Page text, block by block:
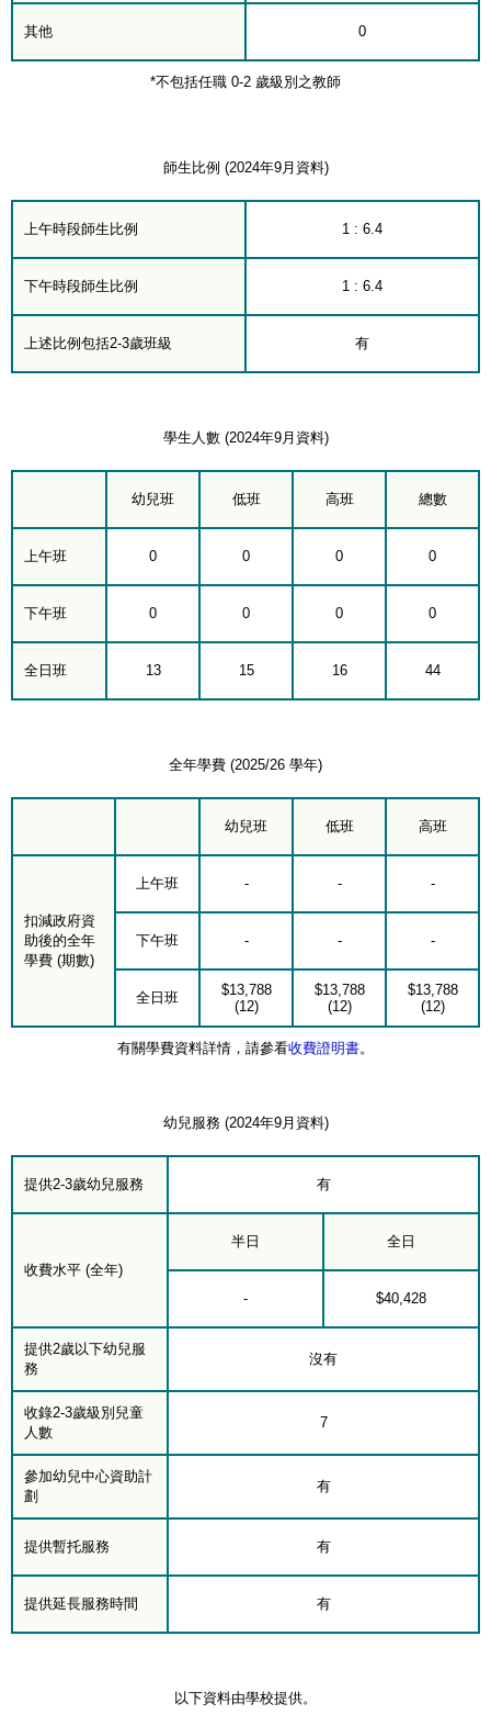
其他 0
*不包括任職 0-2 歲級別之教師
師生比例 (2024年9月資料)
上午時段師生比例 1 : 6.4
下午時段師生比例 1 : 6.4
上述比例包括2-3歲班級 有
學生人數 (2024年9月資料)
幼兒班 低班 高班 總數
上午班 0 0 0 0
下午班 0 0 0 0
全日班 13 15 16 44
全年學費 (2025/26 學年)
幼兒班 低班 高班
扣減政府資
助後的全年
學費 (期數)
上午班 - - -
下午班 - - -
全日班
$13,788
(12)
$13,788
(12)
$13,788
(12)
有關學費資料詳情，請參看收費證明書。
幼兒服務 (2024年9月資料)
提供2-3歲幼兒服務 有
收費水平 (全年)
半日 全日
- $40,428
提供2歲以下幼兒服
務
沒有
收錄2-3歲級別兒童
人數
7
參加幼兒中心資助計
劃
有
提供暫托服務 有
提供延長服務時間 有
以下資料由學校提供。